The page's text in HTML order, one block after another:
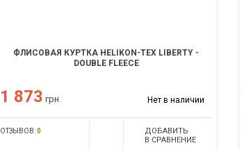
ФЛИСОВАЯ КУРТКА HELIKON-TEX LIBERTY -
DOUBLE FLEECE
1 873 грн Нет в наличии
ОТЗЫВОВ:0
ДОБАВИТЬ
В СРАВНЕНИЕ